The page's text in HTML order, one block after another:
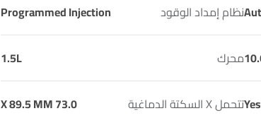
نظام إمداد الوقود Programmed Injection
محرك 1.5L
Yesتتحمل X السكتة الدماغية 73.0 X 89.5 MM